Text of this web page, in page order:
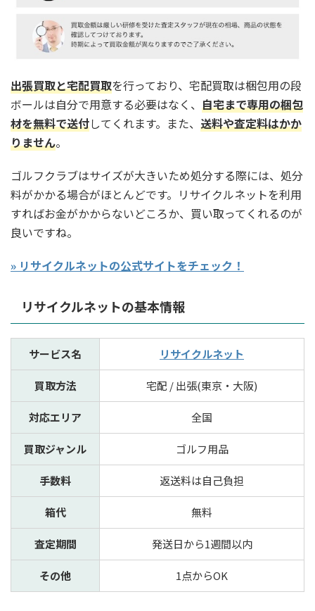
出張買取と宅配買取を行っており、宅配買取は梱包用の段
ボールは自分で用意する必要はなく、 自宅まで専用の梱包
材を無料で送付してくれます。また、 送料や査定料はかか
りません。
ゴルフクラブはサイズが大きいため処分する際には、処分
料がかかる場合がほとんどです。リサイクルネットを利用
すればお金がかからないどころか、買い取ってくれるのが
良いですね。
» リサイクルネットの公式サイトをチェック！
リサイクルネットの基本情報
サービス名 リサイクルネット
買取方法 宅配 / 出張(東京・大阪)
対応エリア 全国
買取ジャンル ゴルフ用品
手数料 返送料は自己負担
箱代 無料
査定期間 発送日から1週間以内
その他 1点からOK